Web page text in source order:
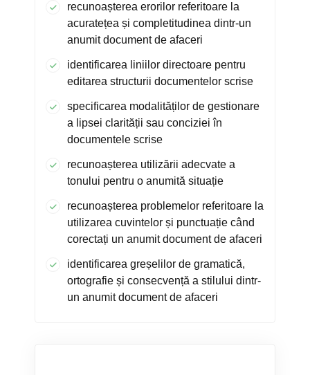
recunoașterea erorilor referitoare la
acuratețea și completitudinea dintr-un
anumit document de afaceri
identificarea liniilor directoare pentru
editarea structurii documentelor scrise
specificarea modalităților de gestionare
a lipsei clarității sau conciziei în
documentele scrise
recunoașterea utilizării adecvate a
tonului pentru o anumită situație
recunoașterea problemelor referitoare la
utilizarea cuvintelor și punctuație când
corectați un anumit document de afaceri
identificarea greșelilor de gramatică,
ortografie și consecvență a stilului dintr-
un anumit document de afaceri